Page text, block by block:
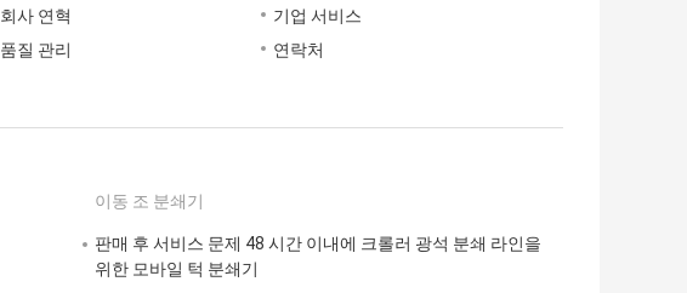
회사 연혁
기업 서비스
품질 관리 연락처
이동 조 분쇄기
판매 후 서비스 문제 48 시간 이내에 크롤러 광석 분쇄 라인을
위한 모바일 턱 분쇄기